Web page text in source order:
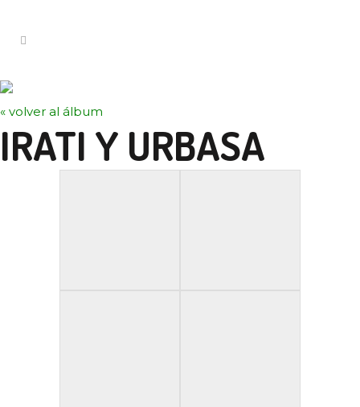
« volver al álbum
IRATI Y URBASA